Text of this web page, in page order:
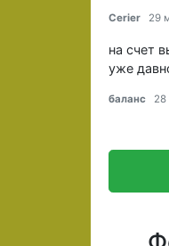
Cerier 29
на счет
уже
баланс 28